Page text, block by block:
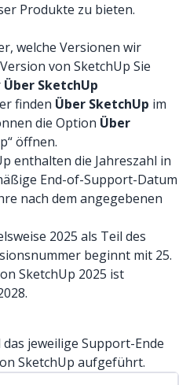
Produkte zu bieten.
welche Versionen wir
von SketchUp Sie
Über SketchUp
finden Über SketchUp im
die Option Über
öffnen.
enthalten die Jahreszahl in
End-of-Support-Datum
nach dem angegebenen
2025 als Teil des
beginnt mit 25.
SketchUp 2025 ist
jeweilige Support-Ende
SketchUp aufgeführt.